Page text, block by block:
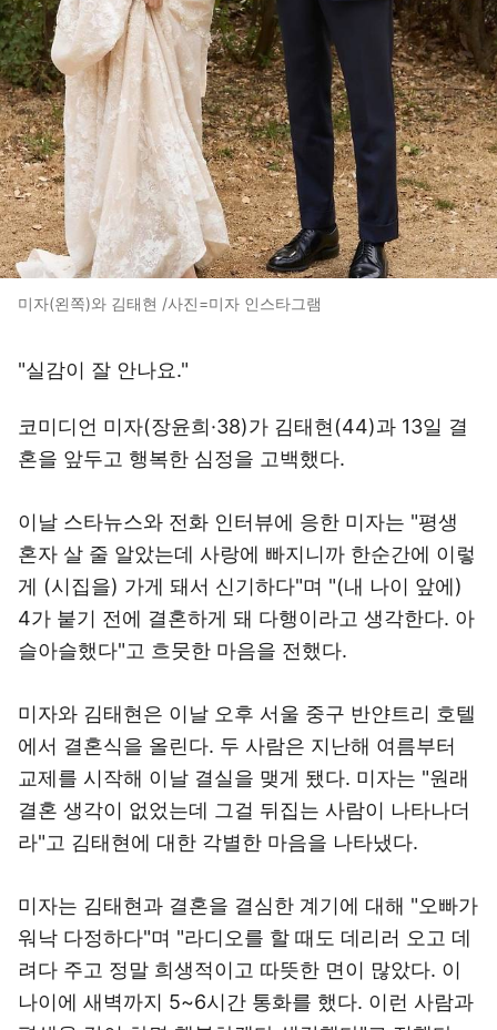
미자(왼쪽)와 김태현 /사진=미자 인스타그램
"실감이 잘 안나요."
코미디언 미자(장윤희·38)가 김태현(44)과 13일 결
혼을 앞두고 행복한 심정을 고백했다.
이날 스타뉴스와 전화 인터뷰에 응한 미자는 "평생
혼자 살 줄 알았는데 사랑에 빠지니까 한순간에 이렇
게 (시집을) 가게 돼서 신기하다"며 "(내 나이 앞에)
4가 붙기 전에 결혼하게 돼 다행이라고 생각한다. 아
슬아슬했다"고 흐뭇한 마음을 전했다.
미자와 김태현은 이날 오후 서울 중구 반얀트리 호텔
에서 결혼식을 올린다. 두 사람은 지난해 여름부터
교제를 시작해 이날 결실을 맺게 됐다. 미자는 "원래
결혼 생각이 없었는데 그걸 뒤집는 사람이 나타나더
라"고 김태현에 대한 각별한 마음을 나타냈다.
미자는 김태현과 결혼을 결심한 계기에 대해 "오빠가
워낙 다정하다"며 "라디오를 할 때도 데리러 오고 데
려다 주고 정말 희생적이고 따뜻한 면이 많았다. 이
나이에 새벽까지 5~6시간 통화를 했다. 이런 사람과